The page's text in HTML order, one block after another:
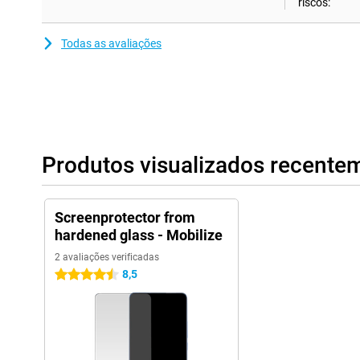
Todas as avaliações
Produtos visualizados
Screenprotector from
hardened glass - Mobilize
2 avaliações verificadas
4.5 estrelas 8,5